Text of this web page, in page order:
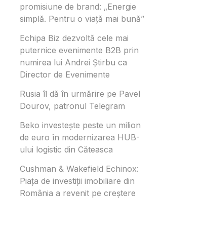
promisiune de brand: „Energie
simplă. Pentru o viață mai bună”
Echipa Biz dezvoltă cele mai
puternice evenimente B2B prin
numirea lui Andrei Știrbu ca
Director de Evenimente
Rusia îl dă în urmărire pe Pavel
Dourov, patronul Telegram
Beko investește peste un milion
de euro în modernizarea HUB-
ului logistic din Căteasca
Cushman & Wakefield Echinox:
Piața de investiții imobiliare din
România a revenit pe creștere